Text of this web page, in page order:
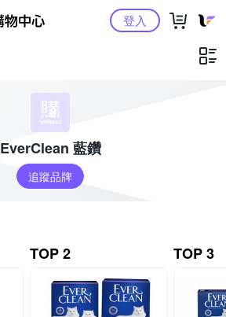
Yahoo購物中心登入
EverClean 藍鑽
追蹤品牌
TOP 2 TOP 3